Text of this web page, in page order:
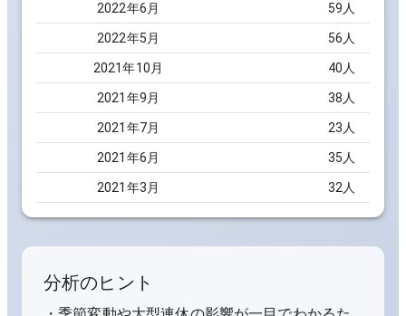
2022年6 月 59 人
2022年5 月 56 人
2021年10 月 40 人
2021 年9 月 38 人
2021 年7月 23 人
2021 年6 月 35 人
2021 年3 月 32 人
分析のヒント